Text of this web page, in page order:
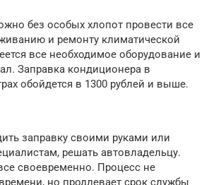
без особых хлопот провести все
и ремонту климатической
все необходимое оборудование и
Заправка кондиционера в
обойдется в 1300 рублей и выше.
заправку своими руками или
решать автовладельцу.
своевременно. Процесс не
но продлевает срок службы